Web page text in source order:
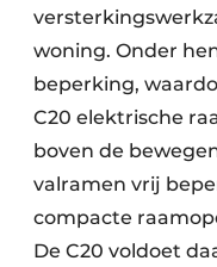
woning. Onder
beperking,
C20 elektrische
boven de
valramen vrij
compacte
De C20 voldoet